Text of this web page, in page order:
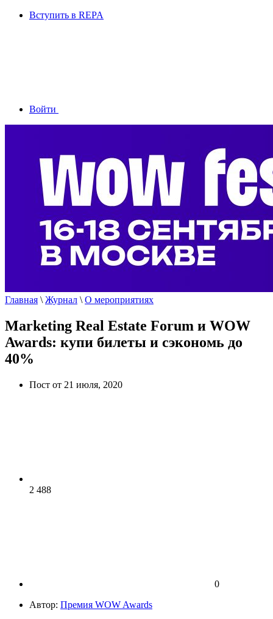
Вступить в REPA
Войти
Главная \ Журнал \ О мероприятиях
Marketing Real Estate Forum и WOW
Awards: купи билеты и сэкономь до
40%
Пост от 21 июля, 2020
2 488
0
Автор: Премия WOW Awards